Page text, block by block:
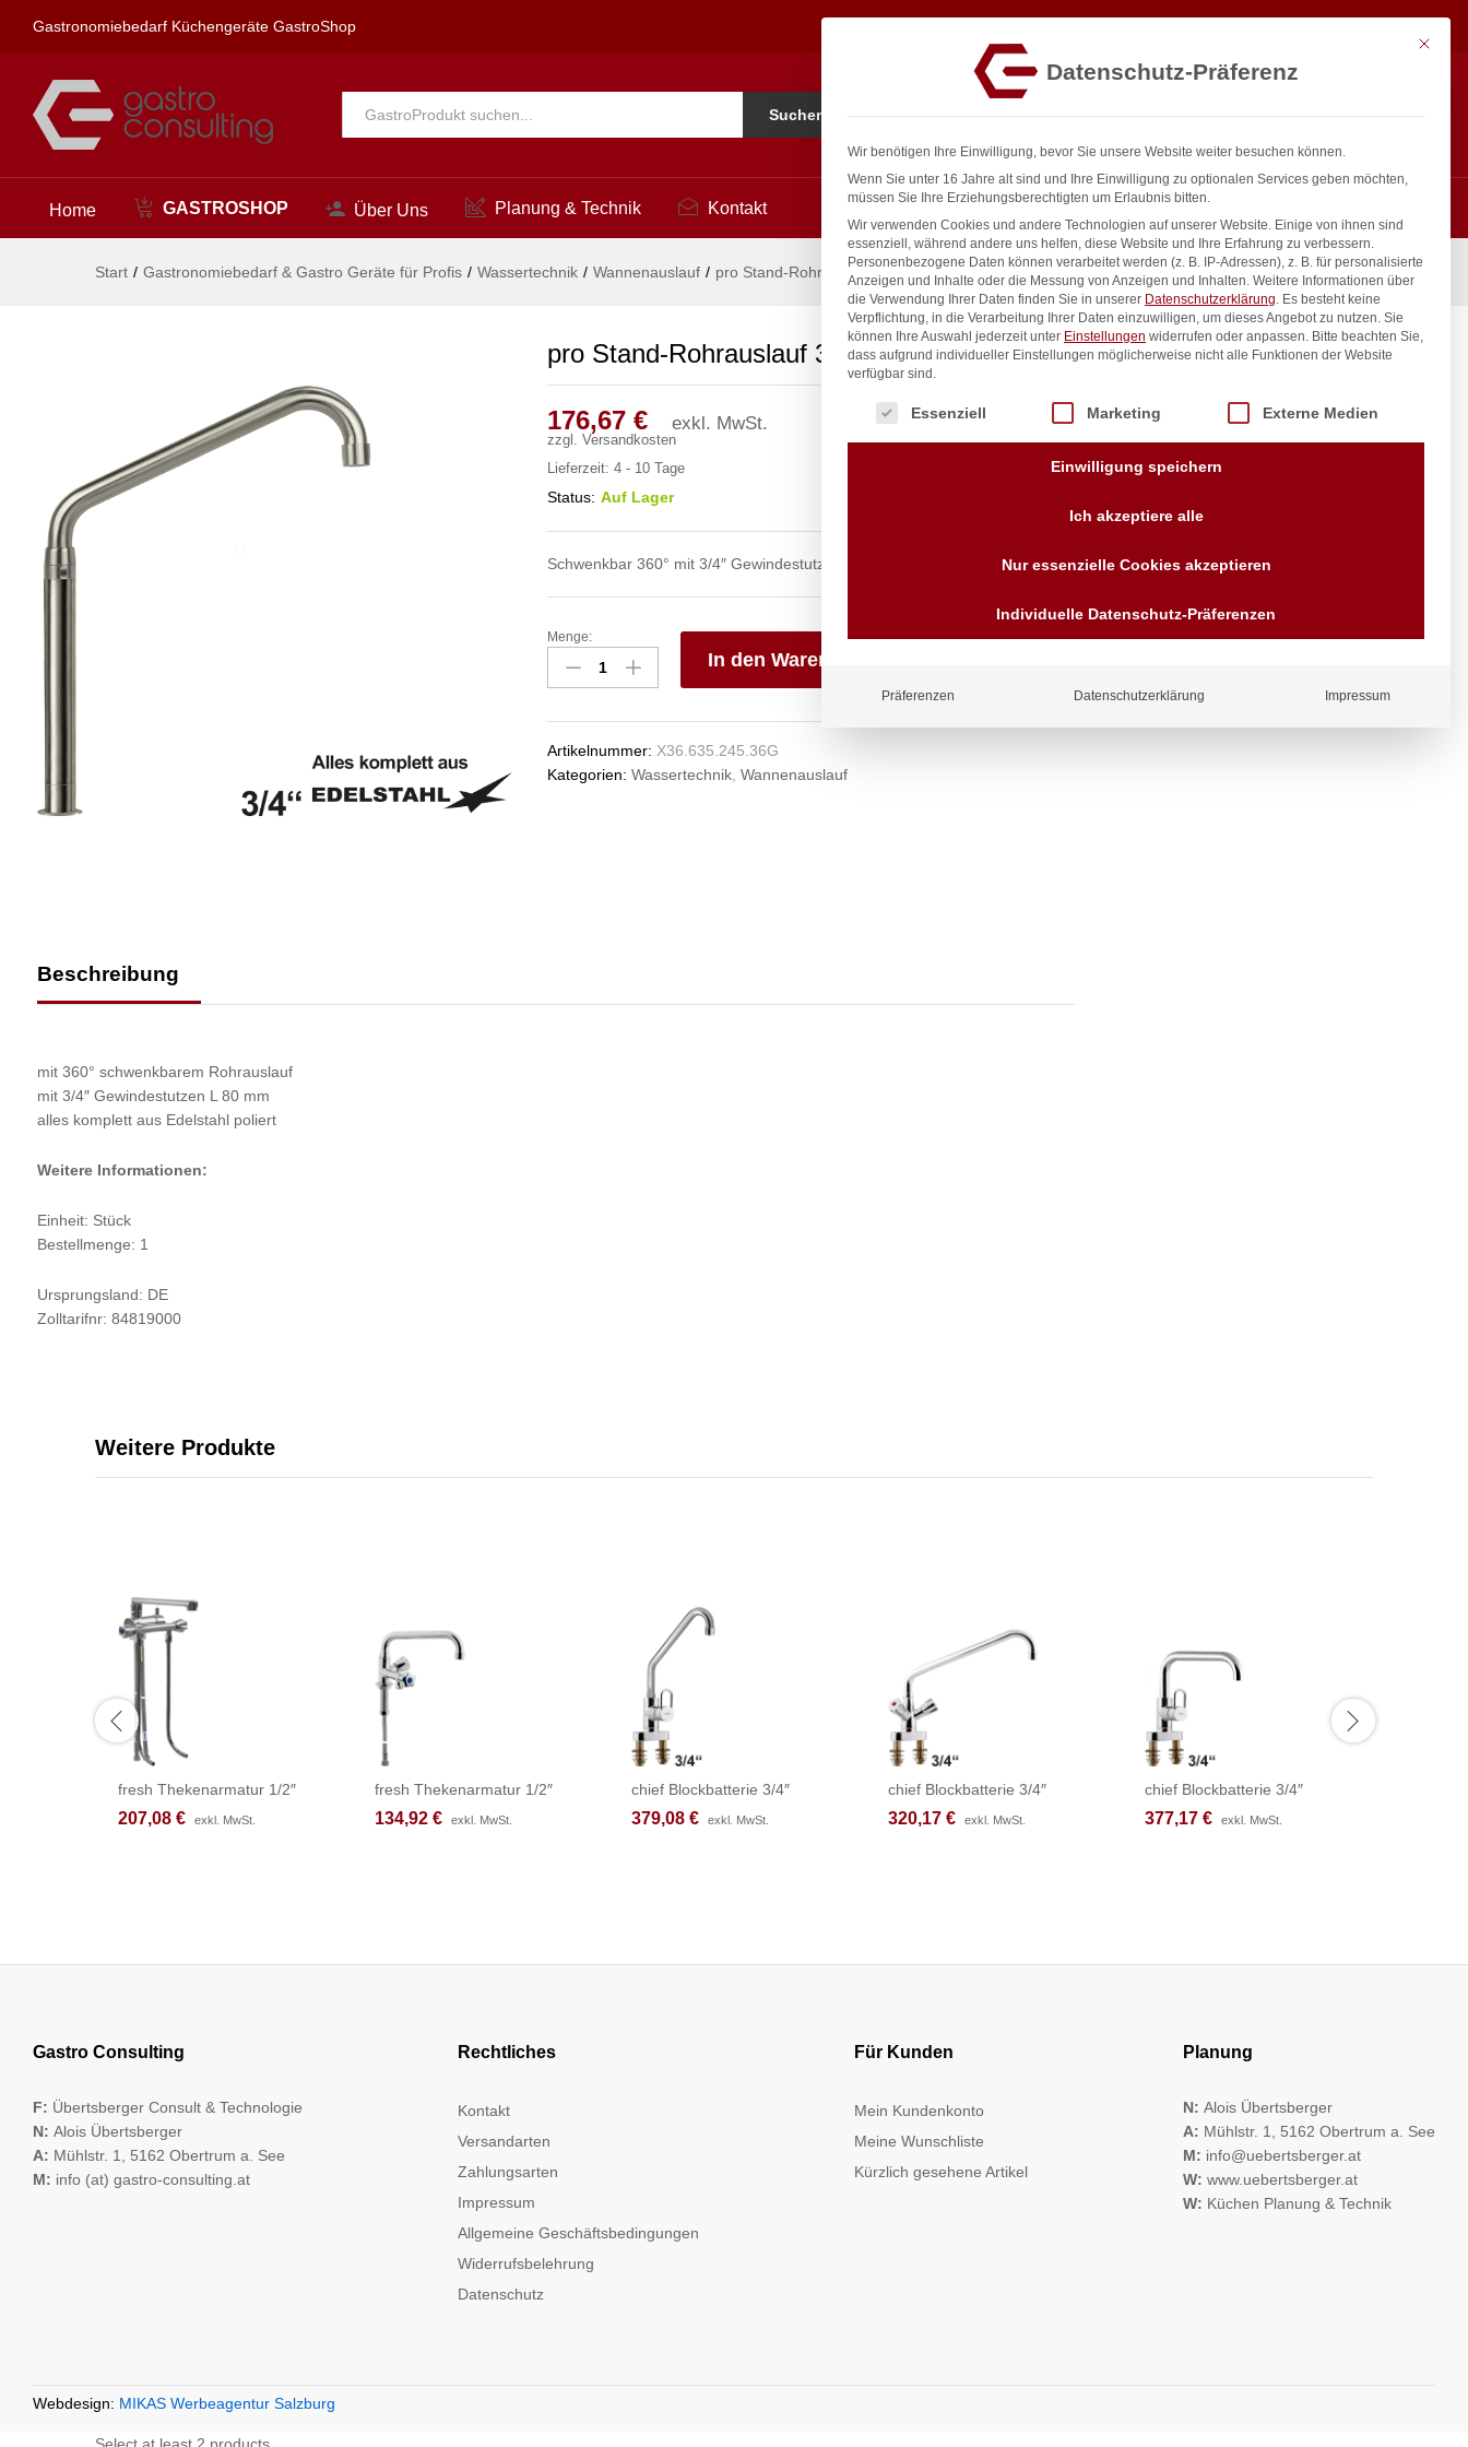
Gastronomiebedarf Küchengeräte GastroShop
Alle Suchen
Home GASTROSHOP Über Uns Planung & Technik Kontakt
Start / Gastronomiebedarf & Gastro Geräte für Profis / Wassertechnik / Wannenauslauf / pro Stand-Rohrauslauf 3/4″
pro Stand-Rohrauslauf 3/4″
176,67 € exkl. MwSt.
zzgl. Versandkosten
Lieferzeit: 4 - 10 Tage
Status: Auf Lager
Schwenkbar 360° mit 3/4″ Gewindestutzen L80 mm
pro
Stand-
Rohrauslauf
Menge:
In den Warenkorb
Artikelnummer: X36.635.245.36G
Kategorien: Wassertechnik, Wannenauslauf
Beschreibung
mit 360° schwenkbarem Rohrauslauf
mit 3/4″ Gewindestutzen L 80 mm
alles komplett aus Edelstahl poliert
Weitere Informationen:
Einheit: Stück
Bestellmenge: 1
Ursprungsland: DE
Zolltarifnr: 84819000
inkl. / exkl. MwSt.
Anfragen
Wir sind seit über 40 Jahren
für Sie da
Vorrauskasse Paypal,
Kreditkarte, Direkt
Weitere Produkte
fresh Thekenarmatur 1/2″
207,08 € exkl. MwSt.
207,08 € exkl. MwSt.
fresh Thekenarmatur 1/2″
134,92 € exkl. MwSt.
134,92 € exkl. MwSt.
chief Blockbatterie 3/4″
379,08 € exkl. MwSt.
379,08 € exkl. MwSt.
chief Blockbatterie 3/4″
320,17 € exkl. MwSt.
320,17 € exkl. MwSt.
chief Blockbatterie 3/4″
377,17 € exkl. MwSt.
377,17 € exkl. MwSt.
Gastro Consulting
F: Übertsberger Consult & Technologie
N: Alois Übertsberger
A: Mühlstr. 1, 5162 Obertrum a. See
M: info (at) gastro-consulting.at
Rechtliches
Kontakt
Versandarten
Zahlungsarten
Impressum
Allgemeine Geschäftsbedingungen
Widerrufsbelehrung
Datenschutz
Für Kunden
Mein Kundenkonto
Meine Wunschliste
Kürzlich gesehene Artikel
Planung
N: Alois Übertsberger
A: Mühlstr. 1, 5162 Obertrum a. See
M: info@uebertsberger.at
W: www.uebertsberger.at
W: Küchen Planung & Technik
Webdesign: MIKAS Werbeagentur Salzburg
Beschreibung
176,67€ exkl. MwSt. In den Warenkorb
Mit
Datenschutz-Präferenz
Wir benötigen Ihre Einwilligung, bevor Sie unsere Website weiter besuchen können.
Wenn Sie unter 16 Jahre alt sind und Ihre Einwilligung zu optionalen Services geben möchten,
müssen Sie Ihre Erziehungsberechtigten um Erlaubnis bitten.
Wir verwenden Cookies und andere Technologien auf unserer Website. Einige von ihnen sind
essenziell, während andere uns helfen, diese Website und Ihre Erfahrung zu verbessern.
Personenbezogene Daten können verarbeitet werden (z. B. IP-Adressen), z. B. für personalisierte
Anzeigen und Inhalte oder die Messung von Anzeigen und Inhalten. Weitere Informationen über
die Verwendung Ihrer Daten finden Sie in unserer Datenschutzerklärung. Es besteht keine
Verpflichtung, in die Verarbeitung Ihrer Daten einzuwilligen, um dieses Angebot zu nutzen. Sie
können Ihre Auswahl jederzeit unter Einstellungen widerrufen oder anpassen. Bitte beachten Sie,
dass aufgrund individueller Einstellungen möglicherweise nicht alle Funktionen der Website
verfügbar sind.
Es folgt eine Liste der Service-Gruppen, für die eine Einwilligung erteilt werden kann.
Essenziell Marketing Externe Medien
Einwilligung speichern
Ich akzeptiere alle
Nur essenzielle Cookies akzeptieren
Individuelle Datenschutz-Präferenzen
Präferenzen Datenschutzerklärung Impressum
Select at least 2 products